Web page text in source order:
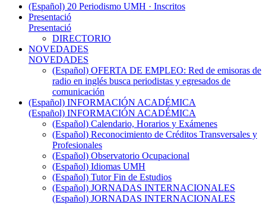
(Español) 20 Periodismo UMH · Inscritos
Presentació
Presentació
DIRECTORIO
NOVEDADES
NOVEDADES
(Español) OFERTA DE EMPLEO: Red de emisoras de
radio en inglés busca periodistas y egresados de
comunicación
(Español) INFORMACIÓN ACADÉMICA
(Español) INFORMACIÓN ACADÉMICA
(Español) Calendario, Horarios y Exámenes
(Español) Reconocimiento de Créditos Transversales y
Profesionales
(Español) Observatorio Ocupacional
(Español) Idiomas UMH
(Español) Tutor Fin de Estudios
(Español) JORNADAS INTERNACIONALES
(Español) JORNADAS INTERNACIONALES